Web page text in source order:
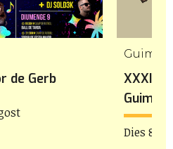
de Gerb
XXXIa
Guimerà
Dies 8 i